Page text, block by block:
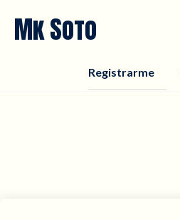
Mk Soto
Registrarme